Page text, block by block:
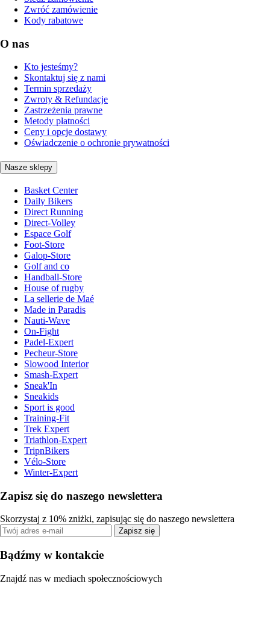
Zwróć zamówienie
Kody rabatowe
O nas
Kto jesteśmy?
Skontaktuj się z nami
Termin sprzedaży
Zwroty & Refundacje
Zastrzeżenia prawne
Metody płatności
Ceny i opcje dostawy
Oświadczenie o ochronie prywatności
Nasze sklepy
Basket Center
Daily Bikers
Direct Running
Direct-Volley
Espace Golf
Foot-Store
Galop-Store
Golf and co
Handball-Store
House of rugby
La sellerie de Maé
Made in Paradis
Nauti-Wave
On-Fight
Padel-Expert
Pecheur-Store
Slowood Interior
Smash-Expert
Sneak'In
Sneakids
Sport is good
Training-Fit
Trek Expert
Triathlon-Expert
TripnBikers
Vélo-Store
Winter-Expert
Zapisz się do naszego newslettera
Skorzystaj z 10% zniżki, zapisując się do naszego newslettera
Zapisz się
Bądźmy w kontakcie
Znajdź nas w mediach społecznościowych